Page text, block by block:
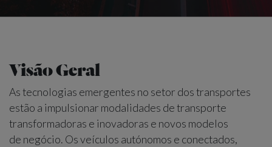
Visão Geral
As tecnologias emergentes no setor dos transportes
estão a impulsionar modalidades de transporte
transformadoras e inovadoras e novos modelos
de negócio. Os veículos autónomos e conectados,